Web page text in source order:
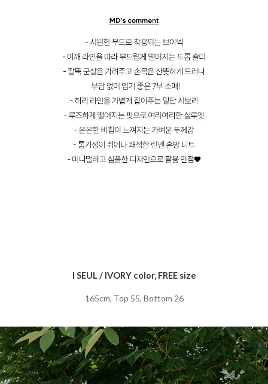
I SEUL / IVORY color, FREE size
165cm, Top 55, Bottom 26